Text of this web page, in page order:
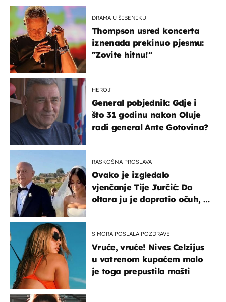
DRAMA U ŠIBENIKU
Thompson usred koncerta
iznenada prekinuo pjesmu:
"Zovite hitnu!"
HEROJ
General pobjednik: Gdje i
što 31 godinu nakon Oluje
radi general Ante Gotovina?
RASKOŠNA PROSLAVA
Ovako je izgledalo
vjenčanje Tije Jurčić: Do
oltara ju je dopratio očuh, a
S MORA POSLALA POZDRAVE
Vruće, vruće! Nives Celzijus
u vatrenom kupaćem malo
je toga prepustila mašti